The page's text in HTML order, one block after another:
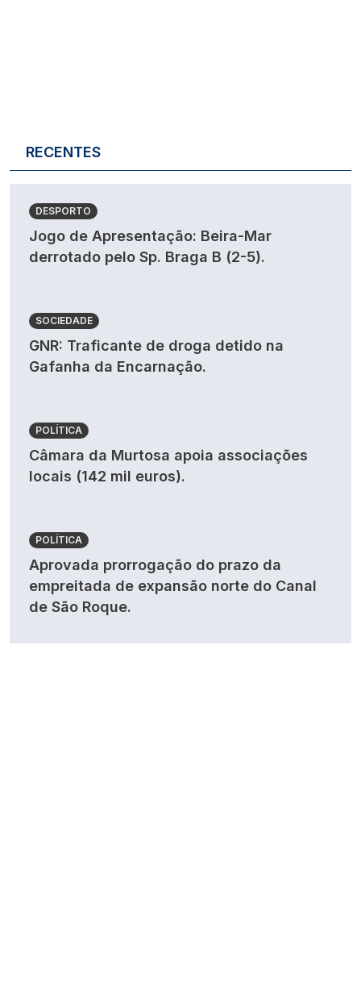
RECENTES
DESPORTO
Jogo de Apresentação: Beira-Mar
derrotado pelo Sp. Braga B (2-5).
SOCIEDADE
GNR: Traficante de droga detido na
Gafanha da Encarnação.
POLÍTICA
Câmara da Murtosa apoia associações
locais (142 mil euros).
POLÍTICA
Aprovada prorrogação do prazo da
empreitada de expansão norte do Canal
de São Roque.